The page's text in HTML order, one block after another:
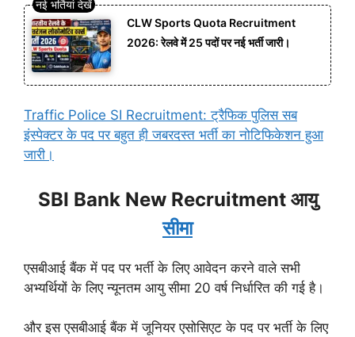
CLW Sports Quota Recruitment
2026: रेलवे में 25 पदों पर नई भर्ती जारी।
Traffic Police SI Recruitment: ट्रैफिक पुलिस सब
इंस्पेक्टर के पद पर बहुत ही जबरदस्त भर्ती का नोटिफिकेशन हुआ
जारी।
SBI Bank New Recruitment आयु
सीमा
एसबीआई बैंक में पद पर भर्ती के लिए आवेदन करने वाले सभी
अभ्यर्थियों के लिए न्यूनतम आयु सीमा 20 वर्ष निर्धारित की गई है।
और इस एसबीआई बैंक में जूनियर एसोसिएट के पद पर भर्ती के लिए